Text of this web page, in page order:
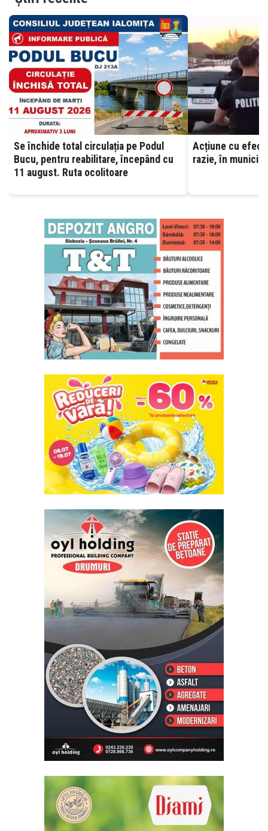
Se închide total circulația pe Podul
Bucu, pentru reabilitare, începând cu
11 august. Ruta ocolitoare
Acțiune cu
razie, în